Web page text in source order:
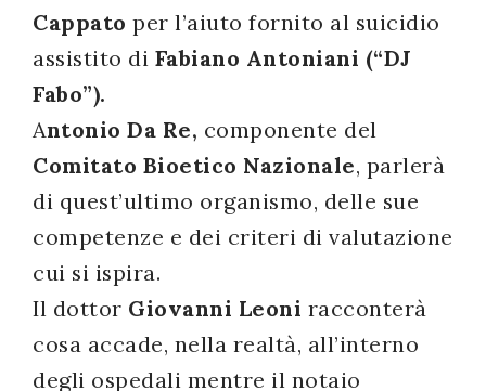
Cappato per l’aiuto fornito al suicidio
assistito di Fabiano Antoniani (“DJ
Fabo”).
Antonio Da Re, componente del
Comitato Bioetico Nazionale, parlerà
di quest’ultimo organismo, delle sue
competenze e dei criteri di valutazione
cui si ispira.
Il dottor Giovanni Leoni racconterà
cosa accade, nella realtà, all’interno
degli ospedali mentre il notaio